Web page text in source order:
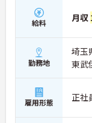
給料 月収
勤務地
埼玉
東武
雇用形態 正社